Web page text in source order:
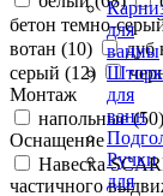
для
ванны
для
ванн
Ручки
для
бетон темно-
вотан (10) дуб
серый (12)
Монтаж
напольные (50)
Оснащение
Навеска
частичного